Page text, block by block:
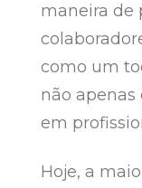
maneira de
como um
não
em
Hoje, a